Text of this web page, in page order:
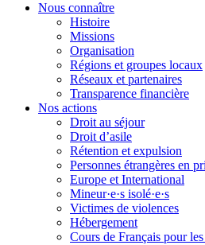
Nous connaître
Histoire
Missions
Organisation
Régions et groupes locaux
Réseaux et partenaires
Transparence financière
Nos actions
Droit au séjour
Droit d’asile
Rétention et expulsion
Personnes étrangères en
Europe et International
Mineur·e·s isolé·e·s
Victimes de violences
Hébergement
Cours de Français pour